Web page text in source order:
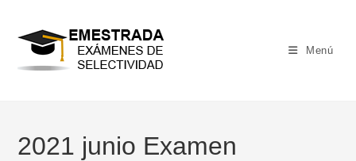
contenido
Menú
2021 junio Examen